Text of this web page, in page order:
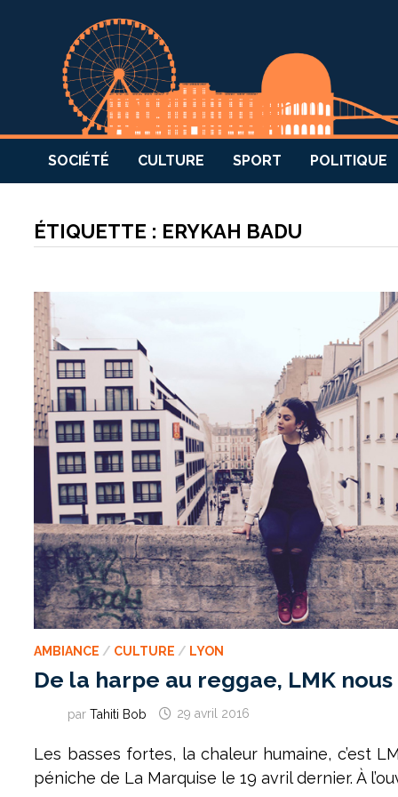
SOCIÉTÉ CULTURE SPORT POLITIQUE
ÉTIQUETTE : ERYKAH BADU
AMBIANCE / CULTURE / LYON
De la harpe au reggae, LMK
parTahiti Bob 29 avril 2016
Les basses fortes, la chaleur humaine, c’est
péniche de La Marquise le 19 avril dernier. À